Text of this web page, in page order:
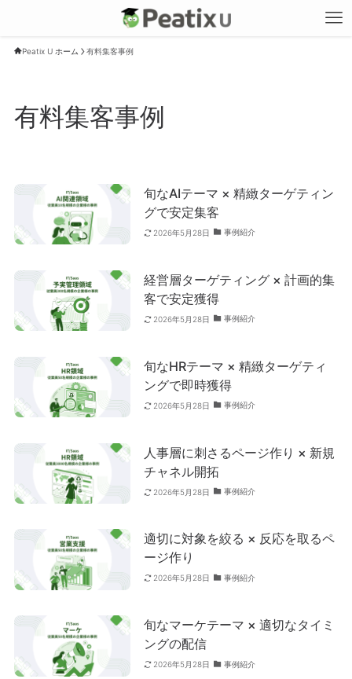
Peatix U ホーム 有料集客事例
有料集客事例
旬なAIテーマ × 精緻ターゲティン
グで安定集客
2026年5月28日 事例紹介
経営層ターゲティング × 計画的集
客で安定獲得
2026年5月28日 事例紹介
旬なHRテーマ × 精緻ターゲティ
ングで即時獲得
2026年5月28日 事例紹介
人事層に刺さるページ作り × 新規
チャネル開拓
2026年5月28日 事例紹介
適切に対象を絞る × 反応を取るペ
ージ作り
2026年5月28日 事例紹介
旬なマーケテーマ × 適切なタイミ
ングの配信
2026年5月28日 事例紹介